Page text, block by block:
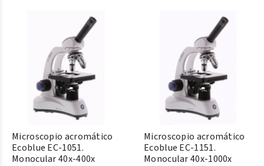
Microscopio acromático
Ecoblue EC-1051.
Monocular 40x-400x
Microscopio acromático
Ecoblue EC-1151.
Monocular 40x-1000x